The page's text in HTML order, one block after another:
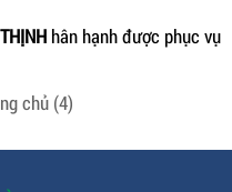
hân hạnh được phục vụ
chủ (4)